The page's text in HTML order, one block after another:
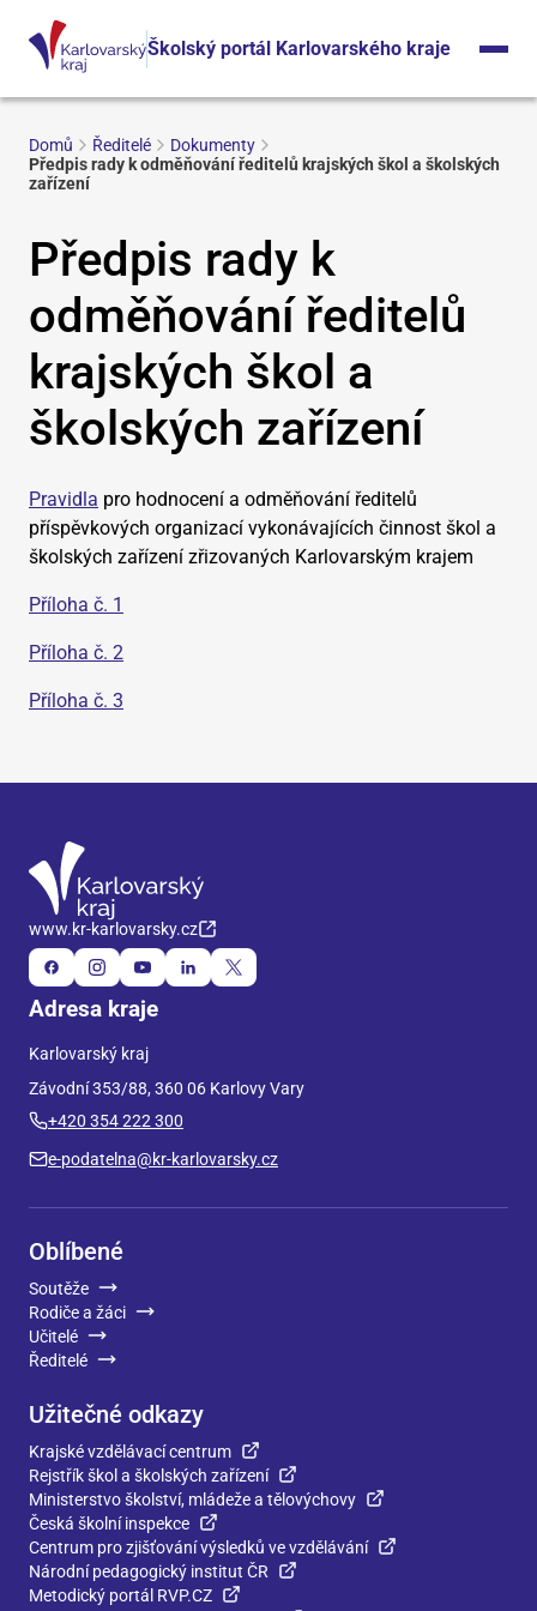
Školský portál Karlovarského kraje
Domů Ředitelé
Dokumenty
Předpis rady k odměňování ředitelů krajských škol a školských
zařízení
Předpis rady k
odměňování ředitelů
krajských škol a
školských zařízení
Pravidla pro hodnocení a odměňování ředitelů
příspěvkových organizací vykonávajících činnost škol a
školských zařízení zřizovaných Karlovarským krajem
Příloha č. 1
Příloha č. 2
Příloha č. 3
www.kr-karlovarsky.cz
Adresa kraje
Karlovarský kraj
Závodní 353/88, 360 06 Karlovy Vary
+420 354 222 300
e-podatelna@kr-karlovarsky.cz
Oblíbené
Soutěže
Rodiče a žáci
Učitelé
Ředitelé
Užitečné odkazy
Krajské vzdělávací centrum
Rejstřík škol a školských zařízení
Ministerstvo školství, mládeže a tělovýchovy
Česká školní inspekce
Centrum pro zjišťování výsledků ve vzdělávání
Národní pedagogický institut ČR
Metodický portál RVP.CZ